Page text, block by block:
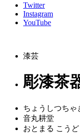
Twitter
Instagram
YouTube
漆芸
彫漆茶
ちょうしつちゃ
音丸耕堂
おとまる こうど